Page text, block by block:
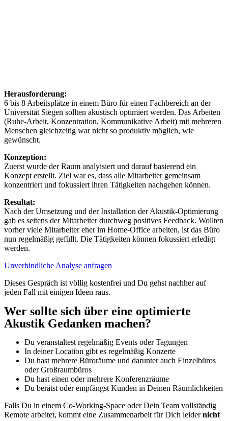
Herausforderung:
6 bis 8 Arbeitsplätze in einem Büro für einen Fachbereich an der
Universität Siegen sollten akustisch optimiert werden. Das Arbeiten
(Ruhe-Arbeit, Konzentration, Kommunikative Arbeit) mit mehreren
Menschen gleichzeitig war nicht so produktiv möglich, wie
gewünscht.
Konzeption:
Zuerst wurde der Raum analyisiert und darauf basierend ein
Konzept erstellt. Ziel war es, dass alle Mitarbeiter gemeinsam
konzentriert und fokussiert ihren Tätigkeiten nachgehen können.
Resultat:
Nach der Umsetzung und der Installation der Akustik-Optimierung
gab es seitens der Mitarbeiter durchweg positives Feedback. Wollten
vorher viele Mitarbeiter eher im Home-Office arbeiten, ist das Büro
nun regelmäßig gefüllt. Die Tätigkeiten können fokussiert erledigt
werden.
Unverbindliche Analyse anfragen
Dieses Gespräch ist völlig kostenfrei und Du gehst nachher auf
jeden Fall mit einigen Ideen raus.
Wer sollte sich über eine optimierte
Akustik Gedanken machen?
Du veranstaltest regelmäßig Events oder Tagungen
In deiner Location gibt es regelmäßig Konzerte
Du hast mehrere Büroräume und darunter auch Einzelbüros
oder Großraumbüros
Du hast einen oder mehrere Konferenzräume
Du berätst oder empfängst Kunden in Deinen Räumlichkeiten
Falls Du in einem Co-Working-Space oder Dein Team vollständig
Remote arbeitet, kommt eine Zusammenarbeit für Dich leidernicht